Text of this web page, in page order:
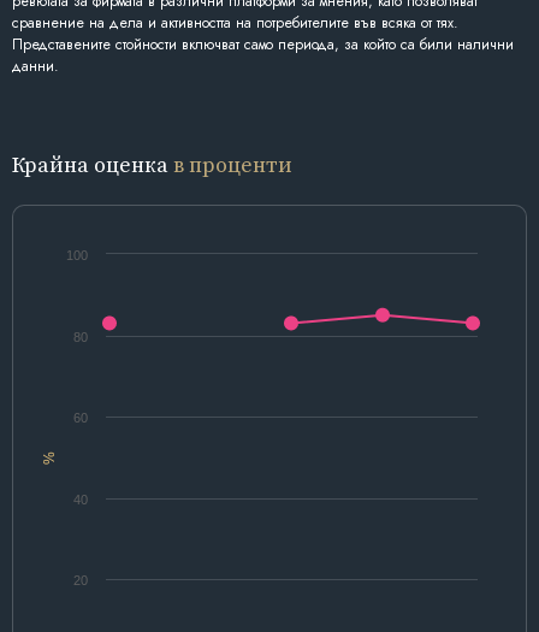
сравнение на дела и активността на потребителите във всяка от тях.
Представените стойности включват само периода, за който са били налични
данни.
Крайна оценкав проценти
%
20
40
60
80
100